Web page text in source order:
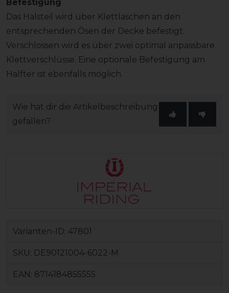
Befestigung
Das Halsteil wird über Klettlaschen an den
entsprechenden Ösen der Decke befestigt.
Verschlossen wird es über zwei optimal anpassbare
Klettverschlüsse. Eine optionale Befestigung am
Halfter ist ebenfalls möglich.
Wie hat dir die Artikelbeschreibung
gefallen?
Varianten-ID: 47801
SKU: DE90121004-6022-M
EAN: 8714184855555